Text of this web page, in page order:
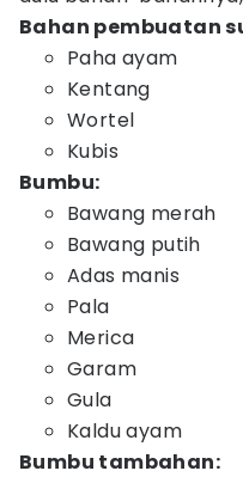
Bahan pembuatan
Paha ayam
Kentang
Wortel
Kubis
Bumbu:
Bawang merah
Bawang putih
Adas manis
Pala
Merica
Garam
Gula
Kaldu ayam
Bumbu tambahan: